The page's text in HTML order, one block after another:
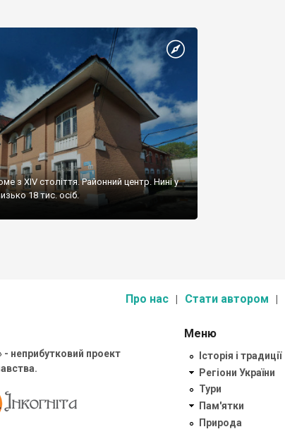
з XIV століття. Районний центр. Нині у
18 тис. осіб.
Про нас Стати автором
- неприбутковий проект
Меню
Історія і традиції
Регіони України
Тури
Пам'ятки
Природа